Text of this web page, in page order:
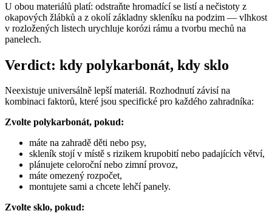
U obou materiálů platí: odstraňte hromadící se listí a nečistoty z
okapových žlábků a z okolí základny skleníku na podzim — vlhkost
v rozložených listech urychluje korózi rámu a tvorbu mechů na
panelech.
Verdict: kdy polykarbonát, kdy sklo
Neexistuje universálně lepší materiál. Rozhodnutí závisí na
kombinaci faktorů, které jsou specifické pro každého zahradníka:
Zvolte polykarbonát, pokud:
máte na zahradě děti nebo psy,
skleník stojí v místě s rizikem krupobití nebo padajících větví,
plánujete celoroční nebo zimní provoz,
máte omezený rozpočet,
montujete sami a chcete lehčí panely.
Zvolte sklo, pokud: